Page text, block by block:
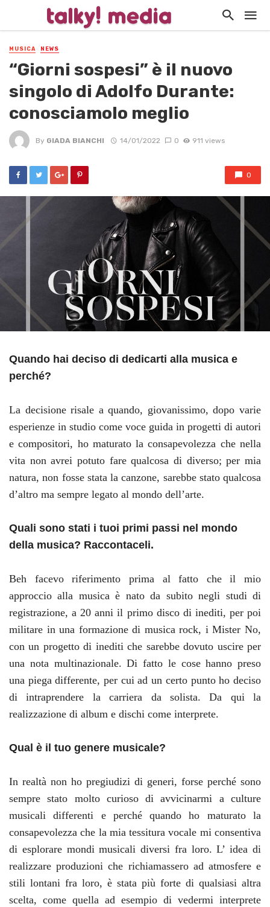
MUSICA NEWS
“Giorni sospesi” è il nuovo
singolo di Adolfo Durante:
conosciamolo meglio
By GIADA BIANCHI 14/01/2022 0 911 views
0
Quando hai deciso di dedicarti alla musica e
perché?
La decisione risale a quando, giovanissimo, dopo varie
esperienze in studio come voce guida in progetti di autori
e compositori, ho maturato la consapevolezza che nella
vita non avrei potuto fare qualcosa di diverso; per mia
natura, non fosse stata la canzone, sarebbe stato qualcosa
d’altro ma sempre legato al mondo dell’arte.
Quali sono stati i tuoi primi passi nel mondo
della musica? Raccontaceli.
Beh facevo riferimento prima al fatto che il mio
approccio alla musica è nato da subito negli studi di
registrazione, a 20 anni il primo disco di inediti, per poi
militare in una formazione di musica rock, i Mister No,
con un progetto di inediti che sarebbe dovuto uscire per
una nota multinazionale. Di fatto le cose hanno preso
una piega differente, per cui ad un certo punto ho deciso
di intraprendere la carriera da solista. Da qui la
realizzazione di album e dischi come interprete.
Qual è il tuo genere musicale?
In realtà non ho pregiudizi di generi, forse perché sono
sempre stato molto curioso di avvicinarmi a culture
musicali differenti e perché quando ho maturato la
consapevolezza che la mia tessitura vocale mi consentiva
di esplorare mondi musicali diversi fra loro. L’ idea di
realizzare produzioni che richiamassero ad atmosfere e
stili lontani fra loro, è stata più forte di qualsiasi altra
scelta, come quella ad esempio di vedermi interprete